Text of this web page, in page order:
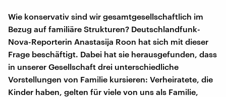
Wie konservativ sind wir gesamtgesellschaftlich im
Bezug auf familiäre Strukturen? Deutschlandfunk-
Nova-Reporterin Anastasija Roon hat sich mit dieser
Frage beschäftigt. Dabei hat sie herausgefunden, dass
in unserer Gesellschaft drei unterschiedliche
Vorstellungen von Familie kursieren: Verheiratete, die
Kinder haben, gelten für viele von uns als Familie,